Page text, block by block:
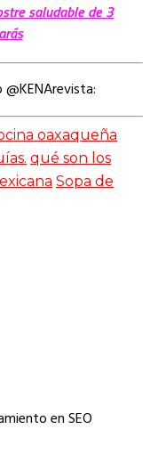
saludable de 3
oaxaqueña
qué son los
Sopa de
en SEO